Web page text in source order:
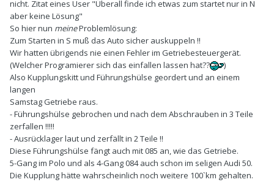
nicht. Zitat eines User "Überall finde ich etwas zum startet nur in N
aber keine Lösung"
So hier nun meineProblemlösung:
Zum Starten in S muß das Auto sicher auskuppeln !!
Wir hatten übrigends nie einen Fehler im Getriebesteuergerät.
(Welcher Programierer sich das einfallen lassen hat??
)
Also Kupplungskitt und Führungshülse geordert und an einem
langen
Samstag Getriebe raus.
- Führungshülse gebrochen und nach dem Abschrauben in 3 Teile
zerfallen !!!!!
- Ausrücklager laut und zerfällt in 2 Teile !!
Diese Führungshülse fängt auch mit 085 an, wie das Getriebe.
5-Gang im Polo und als 4-Gang 084 auch schon im seligen Audi 50.
Die Kupplung hätte wahrscheinlich noch weitere 100`km gehalten.